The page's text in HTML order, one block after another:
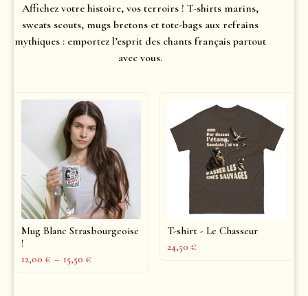
Affichez votre histoire, vos terroirs ! T-shirts marins,
sweats scouts, mugs bretons et tote-bags aux refrains
mythiques : emportez l’esprit des chants français partout
avec vous.
Mug Blanc Strasbourgeoise
!
12,00 € – 15,50 €
T-shirt - Le Chasseur
24,50 €